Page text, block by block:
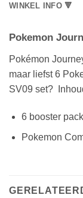
WINKEL INFO 🔻
Pokemon
Pokémon
maar liefst 6
SV09 set?
6 booster
Pokemon